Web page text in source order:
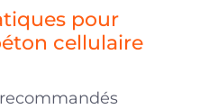
pour
cellulaire